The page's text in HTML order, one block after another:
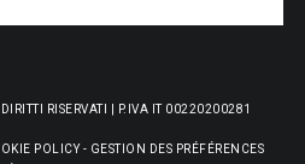
RISERVATI | P.IVA IT 00220200281
POLICY- GESTION DES PRÉFÉRENCES